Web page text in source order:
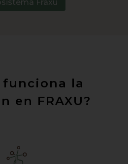
Fraxu
funciona la
en FRAXU?